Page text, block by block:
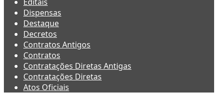
Dispensas
Destaque
Decretos
Contratos Antigos
Contratos
Contratações Diretas Antigas
Contratações Diretas
Atos Oficiais